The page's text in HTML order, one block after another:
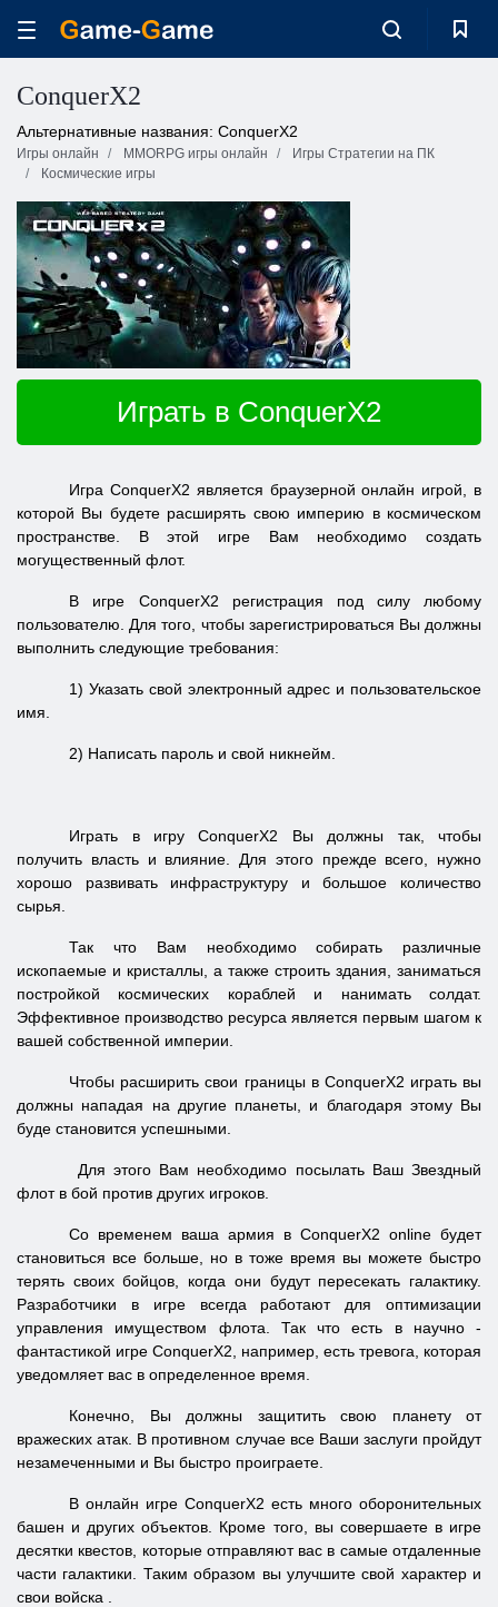
ConquerX2
Альтернативные названия: ConquerX2
Игры онлайн MMORPG игры онлайн
Игры Стратегии на ПК
Космические игры
Играть в ConquerX2
Игра ConquerX2 является браузерной онлайн игрой, в
которой Вы будете расширять свою империю в космическом
пространстве. В этой игре Вам необходимо создать
могущественный флот.
В игре ConquerX2 регистрация под силу любому
пользователю. Для того, чтобы зарегистрироваться Вы должны
выполнить следующие требования:
1) Указать свой электронный адрес и пользовательское
имя.
2) Написать пароль и свой никнейм.
Играть в игру ConquerX2 Вы должны так, чтобы
получить власть и влияние. Для этого прежде всего, нужно
хорошо развивать инфраструктуру и большое количество
сырья.
Так что Вам необходимо собирать различные
ископаемые и кристаллы, а также строить здания, заниматься
постройкой космических кораблей и нанимать солдат.
Эффективное производство ресурса является первым шагом к
вашей собственной империи.
Чтобы расширить свои границы в ConquerX2 играть вы
должны нападая на другие планеты, и благодаря этому Вы
буде становится успешными.
Для этого Вам необходимо посылать Ваш Звездный
флот в бой против других игроков.
Со временем ваша армия в ConquerX2 online будет
становиться все больше, но в тоже время вы можете быстро
терять своих бойцов, когда они будут пересекать галактику.
Разработчики в игре всегда работают для оптимизации
управления имуществом флота. Так что есть в научно -
фантастикой игре ConquerX2, например, есть тревога, которая
уведомляет вас в определенное время.
Конечно, Вы должны защитить свою планету от
вражеских атак. В противном случае все Ваши заслуги пройдут
незамеченными и Вы быстро проиграете.
В онлайн игре ConquerX2 есть много оборонительных
башен и других объектов. Кроме того, вы совершаете в игре
десятки квестов, которые отправляют вас в самые отдаленные
части галактики. Таким образом вы улучшите свой характер и
свои войска .